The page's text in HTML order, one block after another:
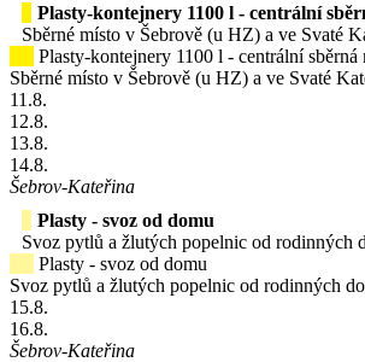
Plasty-kontejnery 1100 l - centrální
Sběrné místo v Šebrově (u HZ) a ve Svaté
Plasty-kontejnery 1100 l - centrální sběrná
Sběrné místo v Šebrově (u HZ) a ve Svaté
11 .8.
12.8.
13.8.
14.8.
Šebrov-Kateřina
Plasty - svoz od domu
Svoz pytlů a žlutých popelnic od rodinných
Plasty - svoz od domu
Svoz pytlů a žlutých popelnic od rodinných
15.8.
16.8.
Šebrov-Kateřina